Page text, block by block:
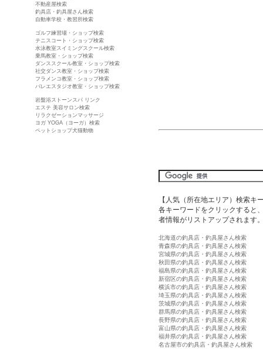
【人気（所在地エリア）検索キ
各キーワードをクリックすると
者情報がリストアップされます
北海道の釣具店・釣具屋さん検索
青森県の釣具店・釣具屋さん検索
宮城県の釣具店・釣具屋さん検索
秋田県の釣具店・釣具屋さん検索
福島県の釣具店・釣具屋さん検索
新宿区の釣具店・釣具屋さん検索
横浜市の釣具店・釣具屋さん検索
埼玉県の釣具店・釣具屋さん検索
茨城県の釣具店・釣具屋さん検索
群馬県の釣具店・釣具屋さん検索
長野県の釣具店・釣具屋さん検索
富山県の釣具店・釣具屋さん検索
福井県の釣具店・釣具屋さん検索
名古屋市の釣具店・釣具屋さん検索
不動産屋検索
釣具店・釣具屋さん検索
自動車学校・教習所検索
ゴルフ練習場・ショップ検索
テニスコート・ショップ検索
水泳教室スイミングスクール検索
乗馬教室・ショップ検索
ダンススクール教室・ショップ検索
社交ダンス教室・ショップ検索
フラメンコ教室・ショップ検索
バレエスタジオ教室・ショップ検索
岩盤浴ストーンスパ リンク
エステ 美容サロン検索
リラクゼーションマッサージ
ヨガ YOGA（ヨーガ）検索
ペットショップ犬猫動物